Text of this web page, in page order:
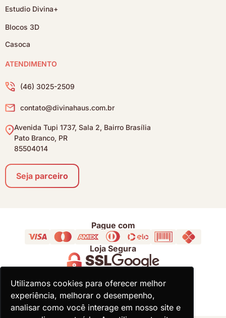
Utilizamos cookies para oferecer melhor
experiência, melhorar o desempenho,
analisar como você interage em nosso site e
Utilizamos cookies para oferecer melhor
experiência, melhorar o desempenho,
analisar como você interage em nosso site e
Estudio Divina+
Blocos 3D
Casoca
ATENDIMENTO
(46) 3025-2509
contato@divinahaus.com.br
Avenida Tupi 1737, Sala 2, Bairro Brasília
Pato Branco, PR
85504014
Seja parceiro
Pague com
Loja Segura
Acompanhe